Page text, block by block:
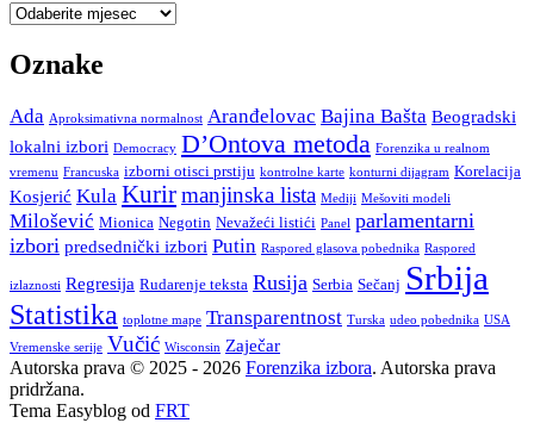
Oznake
Ada Aproksimativna normalnost Aranđelovac Bajina Bašta Beogradski
lokalni izbori Democracy D’Ontova metoda Forenzika u realnom
vremenu Francuska izborni otisci prstiju kontrolne karte konturni dijagram Korelacija
Kosjerić Kula Kurirmanjinska lista Mediji Mešoviti modeli
Milošević Mionica Negotin Nevažeći listići Panel parlamentarni
izbori predsednički izbori Putin Raspored glasova pobednika Raspored
izlaznosti Regresija Rudarenje teksta Rusija Serbia Sečanj Srbija
Statistika toplotne mape Transparentnost Turska udeo pobednika USA
Vremenske serije Vučić Wisconsin Zaječar
Autorska prava © 2025 - 2026 Forenzika izbora. Autorska prava
pridržana.
Tema Easyblog od FRT